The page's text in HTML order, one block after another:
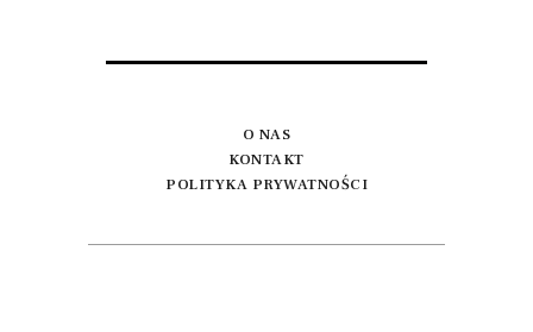
O NAS
KONTAKT
POLITYKA PRYWATNOŚCI